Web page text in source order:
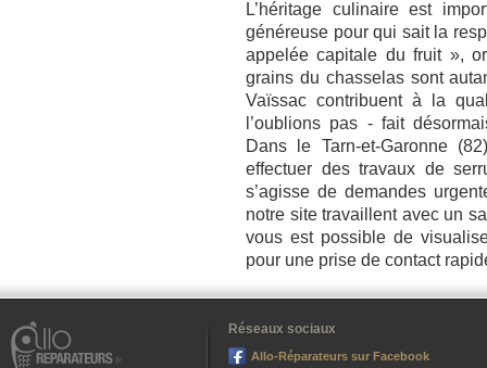
L’héritage culinaire est
généreuse pour qui sait la
appelée capitale du fruit »,
grains du chasselas sont
Vaïssac contribuent à la
l’oublions pas - fait
Dans le Tarn-et-Garonne
effectuer des travaux de
s’agisse de demandes
notre site travaillent avec un
vous est possible de
pour une prise de contact
Réseaux sociaux
Allo-Réparateurs sur Facebook